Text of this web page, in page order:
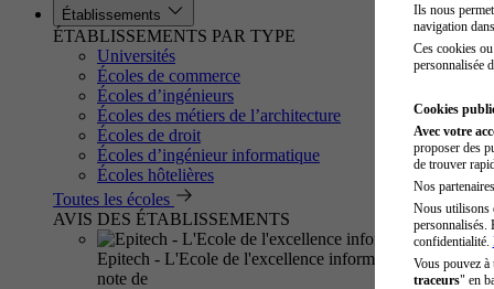
Établissements
ÉTABLISSEMENTS PAR TYPE
Universités
Écoles de commerce
Écoles d’ingénieurs
Écoles des métiers de l’architecture
Écoles de droit
Écoles d’ingénieur informatique
Écoles hôtelières
Toutes les écoles
AVIS DES ÉTABLISSEMENTS
Epitech - L'Ecole de l'excellence informatique
note de
Ils nous
navigation
Ces cookies
personnalisée
Cookies
Avec votre
proposer des
de trouver
Nos
Nous utilisons
personnalisés.
confidentialité.
Vous pouvez
traceurs" en